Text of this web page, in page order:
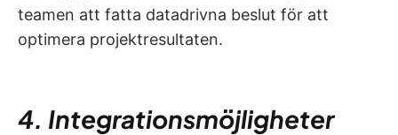
teamen att fatta datadrivna beslut för att
optimera projektresultaten.
4. Integrationsmöjligheter